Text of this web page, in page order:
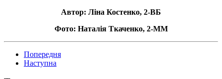
Автор: Ліна Костенко, 2-ВБ
Фото: Наталія Ткаченко, 2-ММ
Попередня
Наступна